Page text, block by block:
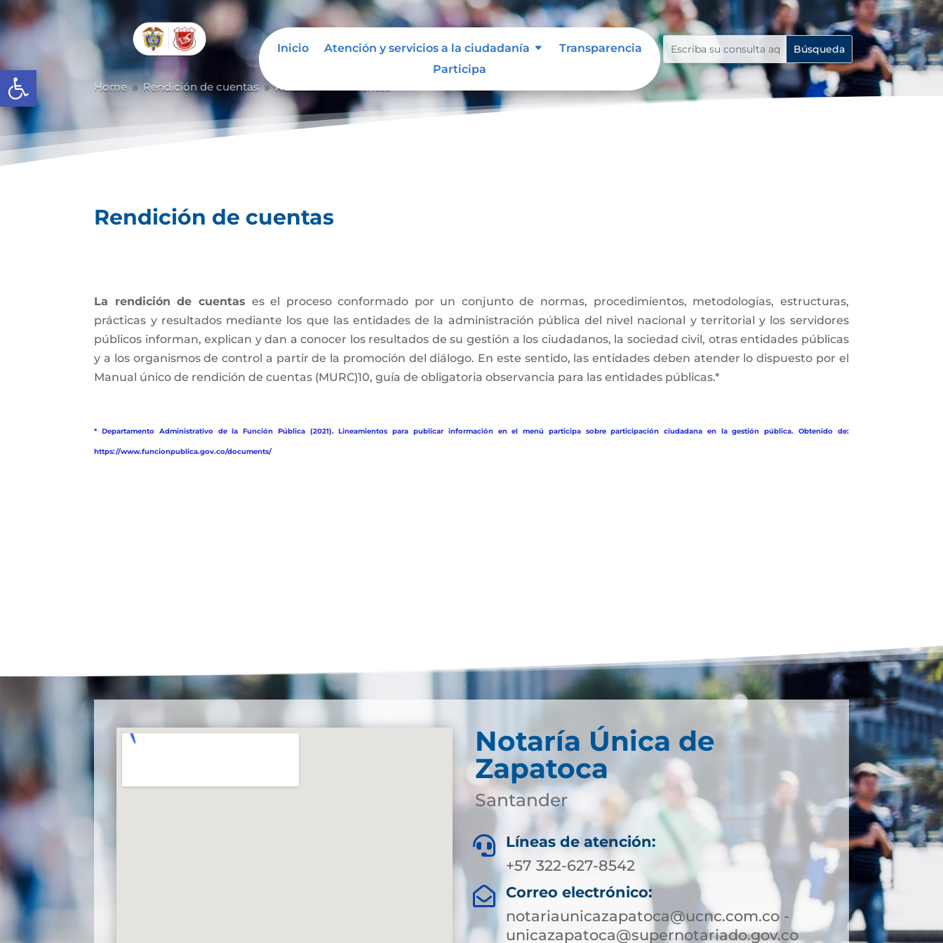
Abrir barra de herramientas
Inicio Atención y servicios a la ciudadanía
Transparencia
Participa
Home 9 Rendición de cuentas 9 Rendición de cuentas
Rendición de cuentas
La rendición de cuentas es el proceso conformado por un conjunto de normas, procedimientos, metodologías, estructuras,
prácticas y resultados mediante los que las entidades de la administración pública del nivel nacional y territorial y los servidores
públicos informan, explican y dan a conocer los resultados de su gestión a los ciudadanos, la sociedad civil, otras entidades públicas
y a los organismos de control a partir de la promoción del diálogo. En este sentido, las entidades deben atender lo dispuesto por el
Manual único de rendición de cuentas (MURC)10, guía de obligatoria observancia para las entidades públicas.*
* Departamento Administrativo de la Función Pública (2021). Lineamientos para publicar información en el menú participa sobre participación ciudadana en la gestión pública. Obtenido de:
https://www.funcionpublica.gov.co/documents/
Notaría Única de
Zapatoca
Santander

Líneas de atención:
+57 322-627-8542

Correo electrónico:
notariaunicazapatoca@ucnc.com.co -
unicazapatoca@supernotariado.gov.co